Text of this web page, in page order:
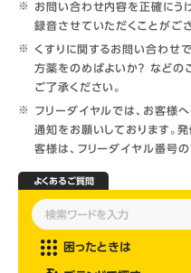
お問い合わせ内容を正確にう
録音させていただくことがご
くすりに関するお問い合わせ
方薬をのめばよいか？ などの
ご了承ください。
フリーダイヤルでは、お客様
通知をお願いしております。
客様は、フリーダイヤル番号
よくあるご質問
困ったときは